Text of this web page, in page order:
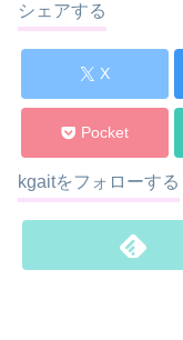
シェアする
X
Pocket
kgaitをフォローする